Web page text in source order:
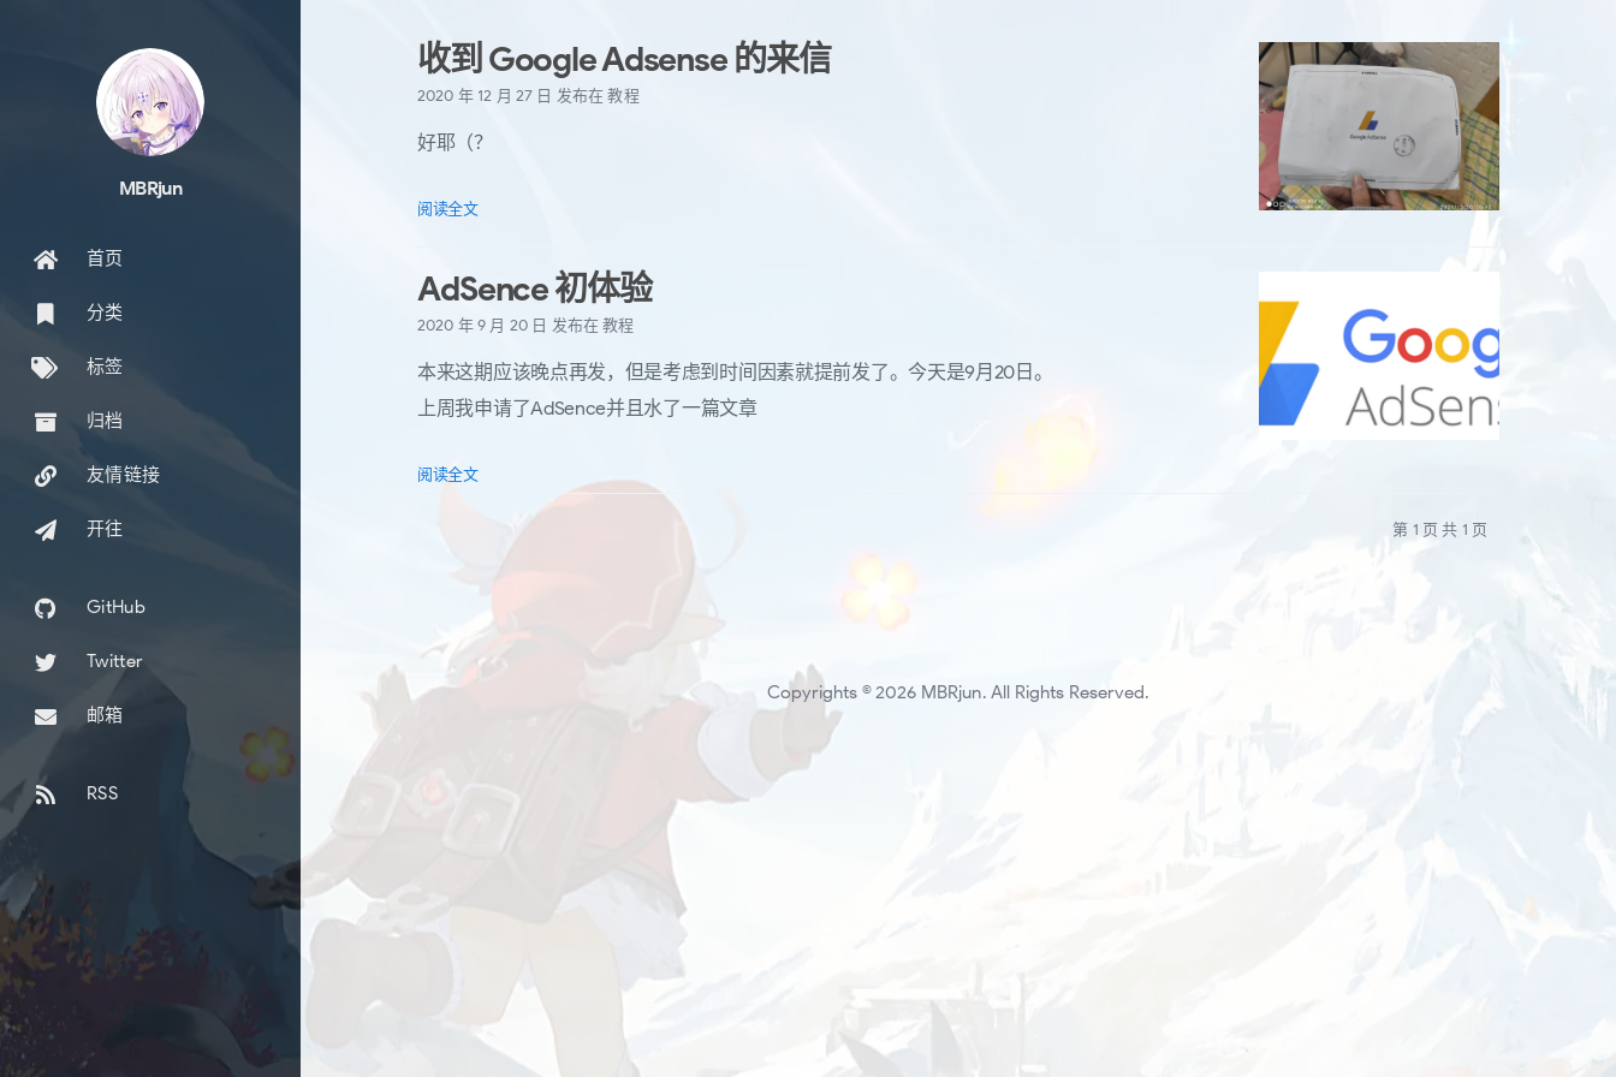
MBRjun
首页
分类
标签
归档
友情链接
开往
GitHub
Twitter
邮箱
RSS
收到 Google Adsense 的来信
2020 年 12 月 27 日 发布在教程
好耶（？
阅读全文
AdSence 初体验
2020 年 9 月 20 日 发布在教程
本来这期应该晚点再发，但是考虑到时间因素就提前发了。今天是9月20日。
上周我申请了AdSence并且水了一篇文章
阅读全文
第 1 页 共 1 页
Copyrights © 2026 MBRjun. All Rights Reserved.